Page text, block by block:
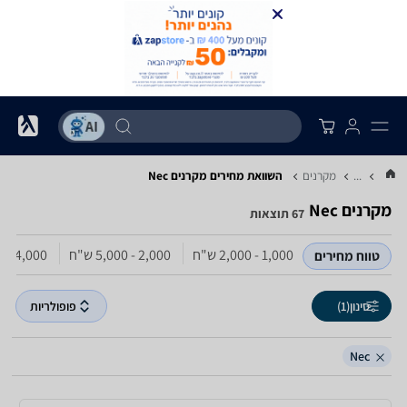
... מקרנים השוואת מחירים מקרנים ‏Nec
מקרנים ‏Nec 67 תוצאות
טווח מחירים 1,000 - 2,000‏ ש"ח 2,000 - 5,000‏ ש"ח 4,000 - 5,000‏ ש"ח
סינון(1) פופולריות
Nec